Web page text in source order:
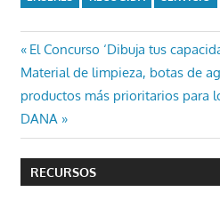
Navegación
de
entradas
Entrada
anterior:
El Concurso ‘Dibuja tus
Entrada
siguiente:
Material de limpieza, botas de
productos más prioritarios para
DANA
RECURSOS